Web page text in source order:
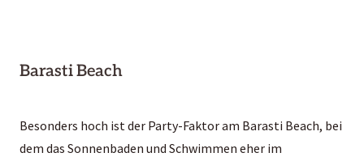
Barasti Beach
Besonders hoch ist der Party-Faktor am Barasti Beach, bei
dem das Sonnenbaden und Schwimmen eher im